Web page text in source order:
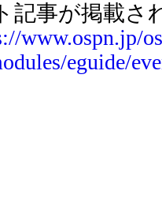
記事が掲載さ
www.ospn.jp/
eguide/